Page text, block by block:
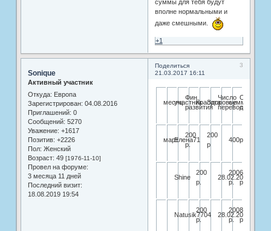
суммы для тебя будут
вполне нормальными и
даже смешными.
+1
Поделиться
3
21.03.2017 16:11
Sonique
Активный участник
Откуда: Европа
Зарегистрирован: 04.08.2016
Приглашений: 0
Сообщений: 5270
Уважение: +1617
Позитив: +2226
Пол: Женский
Возраст: 49 [1976-11-10]
Провел на форуме:
3 месяца 11 дней
Последний визит:
18.08.2019 19:54
месяцучастник
Фин.
развития
Красота
Здоровье
Число
перевода
сумма
Общая
сумма
мартЕлена71
200
р.
200
р
400р.
Shine
200
р.
28.02.2018
200
р.
600
р.
Natusik7704
200
р.
28.02.2018
200
р.
800
р.